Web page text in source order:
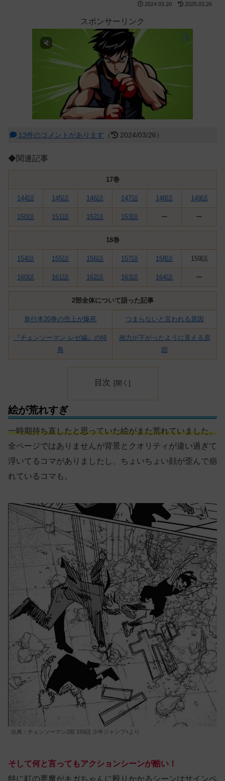
2024.03.20 2025.03.26
スポンサーリンク
13件のコメントがあります （ 2024/03/26）
◆関連記事
17巻
144話 145話 146話 147話 148話 149話
150話 151話 152話 153話 ー ー
18巻
154話 155話 156話 157話 158話 159話
160話 161話 162話 163話 164話 ー
2部全体について語った記事
単行本20巻の売上が爆死 つまらないと言われる原因
『チェンソーマン レゼ編』の特
典
画力が下がったように見える原
因
目次
絵が荒れすぎ
一時期持ち直したと思っていた絵がまた荒れていました。
全ページではありませんが背景とクオリティが違い過ぎて
浮いてるコマがありましたし、ちょいちょい顔が歪んで崩
れているコマも。
出典：チェンソーマン2部 159話 少年ジャンプ+より
そして何と言ってもアクションシーンが酷い！
特に釘の悪魔がキガちゃんに殴りかかるシーンはサインペ